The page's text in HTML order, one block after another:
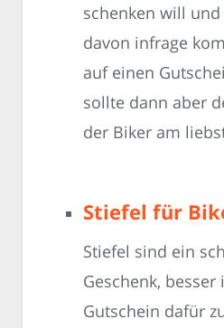
schenken will
davon infrage
auf einen
sollte dann aber
der Biker am
Stiefel für
Stiefel sind ein
Geschenk, besser
Gutschein dafür